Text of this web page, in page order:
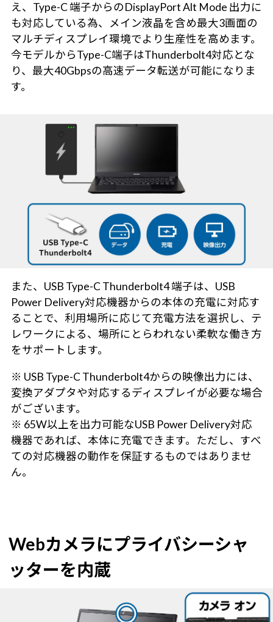
え、Type-C 端子からのDisplayPort Alt Mode 出力に
も対応している為、メイン液晶を含め最大3画面の
マルチディスプレイ環境でより生産性を高めます。
今モデルからType-C端子はThunderbolt4対応とな
り、最大40Gbpsの高速データ転送が可能になりま
す。
また、USB Type-C Thunderbolt4 端子は、USB
Power Delivery対応機器からの本体の充電に対応す
ることで、利用場所に応じて充電方法を選択し、テ
レワークによる、場所にとらわれない柔軟な働き方
をサポートします。
※ USB Type-C Thunderbolt4からの映像出力には、
変換アダプタや対応するディスプレイが必要な場合
がございます。
※ 65W以上を出力可能なUSB Power Delivery対応
機器であれば、本体に充電できます。ただし、すべ
ての対応機器の動作を保証するものではありませ
ん。
Webカメラにプライバシーシャ
ッターを内蔵